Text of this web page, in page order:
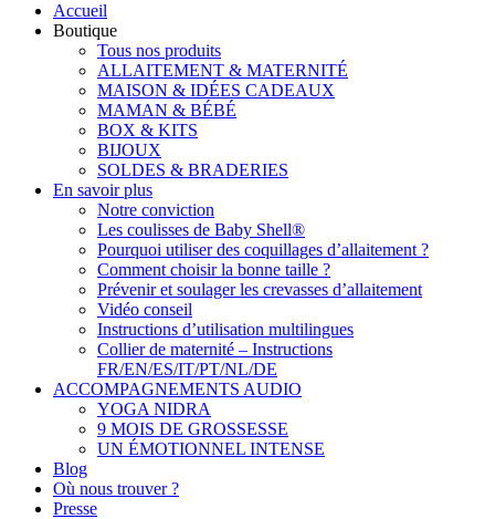
Accueil
Boutique
Tous nos produits
ALLAITEMENT & MATERNITÉ
MAISON & IDÉES CADEAUX
MAMAN & BÉBÉ
BOX & KITS
BIJOUX
SOLDES & BRADERIES
En savoir plus
Notre conviction
Les coulisses de Baby Shell®
Pourquoi utiliser des coquillages d’allaitement ?
Comment choisir la bonne taille ?
Prévenir et soulager les crevasses d’allaitement
Vidéo conseil
Instructions d’utilisation multilingues
Collier de maternité – Instructions
FR/EN/ES/IT/PT/NL/DE
ACCOMPAGNEMENTS AUDIO
YOGA NIDRA
9 MOIS DE GROSSESSE
UN ÉMOTIONNEL INTENSE
Blog
Où nous trouver ?
Presse